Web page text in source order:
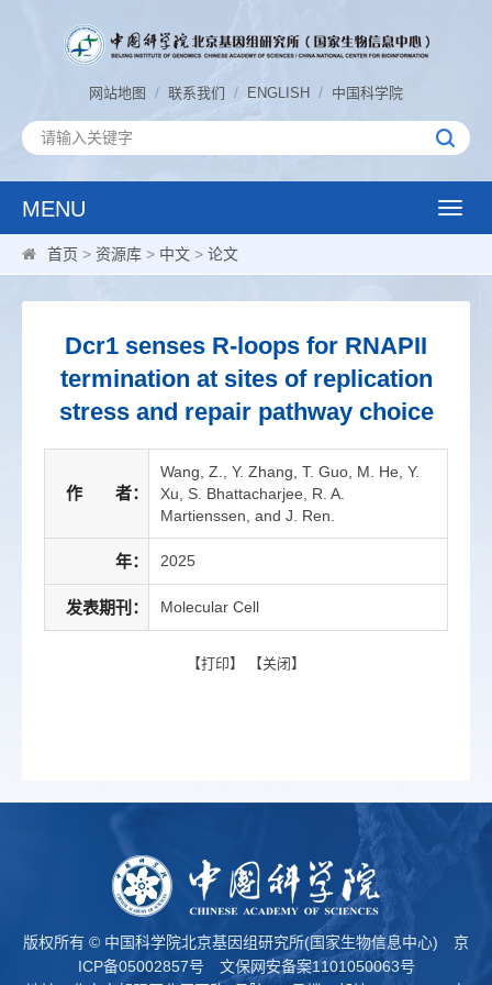
网站地图 / 联系我们 / ENGLISH / 中国科学院
MENU
Toggle
首页 > 资源库 > 中文 > 论文
Dcr1 senses R-loops for RNAPII
termination at sites of replication
stress and repair pathway choice
作 者：
Wang, Z., Y. Zhang, T. Guo, M. He, Y.
Xu, S. Bhattacharjee, R. A.
Martienssen, and J. Ren.
年： 2025
发表期刊： Molecular Cell
【打印】 【关闭 】
版权所有 © 中国科学院北京基因组研究所(国家生物信息中心) 京
ICP备05002857号
文保网安备案1101050063号